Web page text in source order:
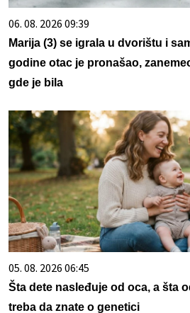
06. 08. 2026 09:39
Marija (3) se igrala u dvorištu i
godine otac je pronašao,
gde je bila
05. 08. 2026 06:45
Šta dete nasleđuje od oca, a šta
treba da znate o genetici